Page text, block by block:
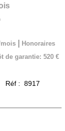
Honoraires
de garantie: 520 €
Réf : 8917